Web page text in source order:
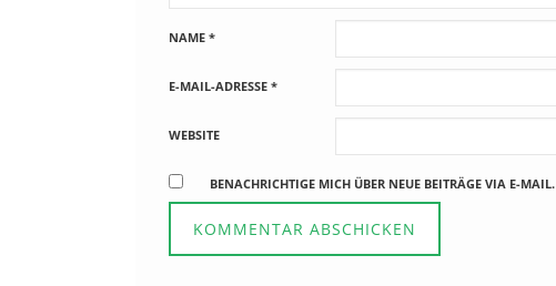
NAME *
E-MAIL-ADRESSE *
WEBSITE
BENACHRICHTIGE MICH ÜBER NEUE BEITRÄGE VIA E-MAIL.